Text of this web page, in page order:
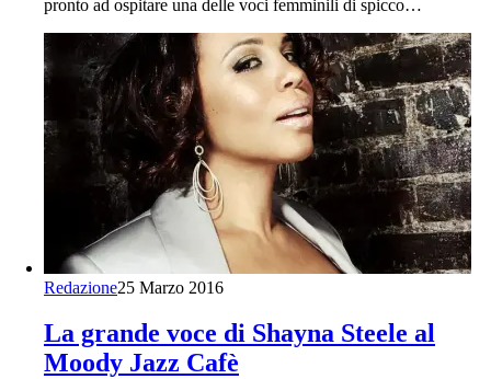
pronto ad ospitare una delle voci femminili di spicco…
Redazione25 Marzo 2016
La grande voce di Shayna Steele al
Moody Jazz Cafè